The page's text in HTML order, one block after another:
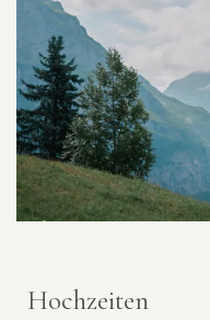
Hochzeiten